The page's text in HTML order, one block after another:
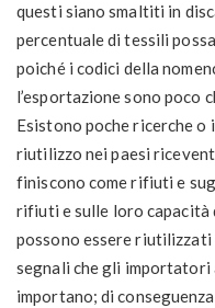
questi siano smaltiti in
percentuale di tessili
poiché i codici della
l’esportazione sono poco
Esistono poche ricerche
riutilizzo nei paesi
finiscono come rifiuti e
rifiuti e sulle loro capacità
possono essere
segnali che gli
importano; di